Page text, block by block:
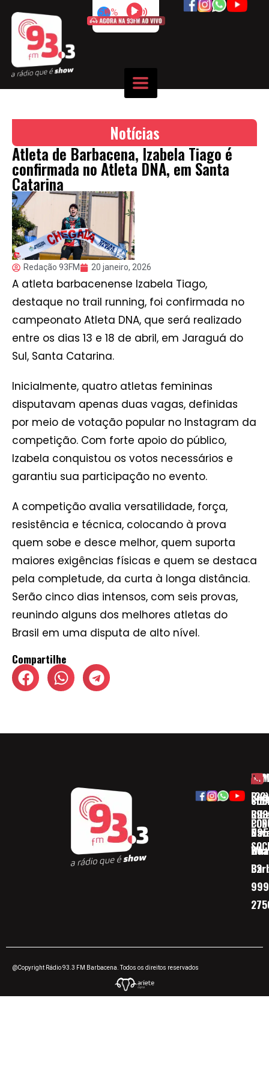
50%
Notícias
Atleta de Barbacena, Izabela Tiago é
confirmada no Atleta DNA, em Santa
Catarina
Redação 93FM 20 janeiro, 2026
A atleta barbacenense Izabela Tiago,
destaque no trail running, foi confirmada no
campeonato Atleta DNA, que será realizado
entre os dias 13 e 18 de abril, em Jaraguá do
Sul, Santa Catarina.
Inicialmente, quatro atletas femininas
disputavam apenas duas vagas, definidas
por meio de votação popular no Instagram da
competição. Com forte apoio do público,
Izabela conquistou os votos necessários e
garantiu sua participação no evento.
A competição avalia versatilidade, força,
resistência e técnica, colocando à prova
quem sobe e desce melhor, quem suporta
maiores exigências físicas e quem se destaca
pela completude, da curta à longa distância.
Serão cinco dias intensos, com seis provas,
reunindo alguns dos melhores atletas do
Brasil em uma disputa de alto nível.
Compartilhe
(32)
32
@Copyright Rádio 93.3 FM Barbacena. Todos os direitos reservados